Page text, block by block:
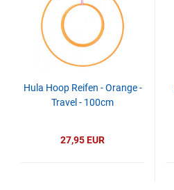
Hula Hoop Reifen - Orange -
Travel - 100cm
27,95 EUR